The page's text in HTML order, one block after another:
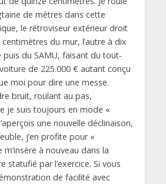
de mètres dans cette
le rétroviseur extérieur droit
du mur, l’autre à dix
puis du SAMU, faisant du tout-
de 225.000 € autant conçu
moi pour dire une messe.
bruit, roulant au pas,
je suis toujours en mode «
une nouvelle déclinaison,
j’en profite pour «
m’insère à nouveau dans la
statufié par l’exercice. Si vous
de facilité avec